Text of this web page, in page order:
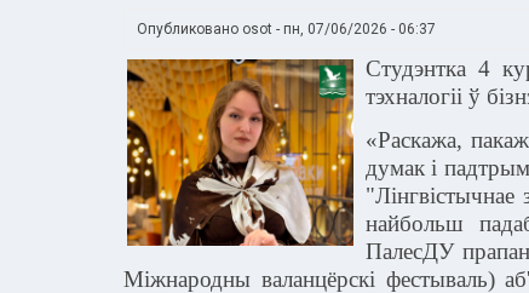
Опубликовано osot - пн, 07/06/2026 - 06:37
Студэнтка 4
тэхналогіі ў
«Раскажа,
думак і
найбольш
ПалесДУ
Міжнародны валанцёрскі фестываль)